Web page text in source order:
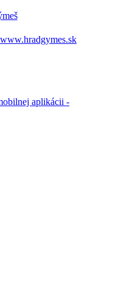
www.hradgymes.sk
aplikácii -